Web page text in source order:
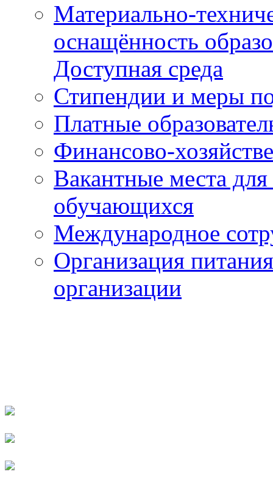
Материально-
оснащённость
Доступная среда
Стипендии и меры
Платные
Финансово-
Вакантные места
обучающихся
Международное
Организация
организации